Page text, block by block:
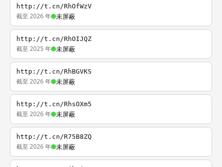
http://t.cn/RhOfWzV
截至 2026 年 未屏蔽
http://t.cn/RhOIJQZ
截至 2025 年 未屏蔽
http://t.cn/RhBGVKS
截至 2026 年 未屏蔽
http://t.cn/RhsOXm5
截至 2026 年 未屏蔽
http://t.cn/R75B8ZQ
截至 2026 年 未屏蔽